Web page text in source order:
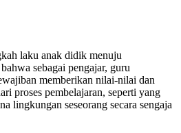
laku anak didik menuju
sebagai pengajar, guru
memberikan nilai-nilai dan
proses pembelajaran, seperti yang
lingkungan seseorang secara sengaja